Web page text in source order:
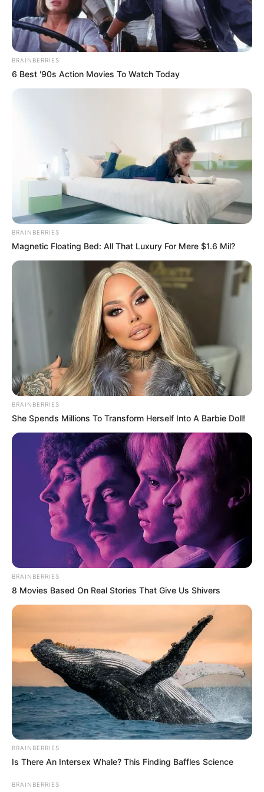
місцевого значення
ЧЕР 1, 2023
01.06.2023 10:24 ПОДІЇ
Раніше на дорозі обласного значення О 070701
Кольчино – Пузняківці були суцільні ями – нині ж
тут на низці ділянок якісне покриття, тож можна
впевнено сказати, що відновлення автошляхів
продовжуються і в умовах воєнного стану,
повідомляє заступник голови ОВА Василь
Іванчо.
BRAINBERRIES
6 Best '90s Action Movies To Watch Today
BRAINBERRIES
Magnetic Floating Bed: All That Luxury For Mere $1.6 Mil?
BRAINBERRIES
She Spends Millions To Transform Herself Into A Barbie Doll!
BRAINBERRIES
8 Movies Based On Real Stories That Give Us Shivers
BRAINBERRIES
Is There An Intersex Whale? This Finding Baffles Science
BRAINBERRIES